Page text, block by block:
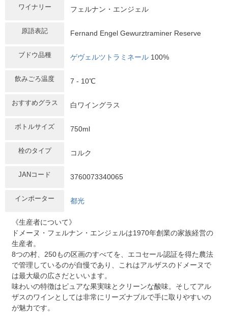
ワイナリー フェルナン・エンジェル
原語表記 Fernand Engel Gewurztraminer Reserve
ブドウ品種 ゲヴェルツトラミネール 100%
飲みごろ温度 7 - 10℃
おすすめグラス 白ワイングラス
ボトルサイズ 750ml
栓のタイプ コルク
JANコード 3760073340065
インポーター 都光
《生産者について》
ドメーヌ・フェルナン・エンジェルは1970年創業の家族経営の
生産者。
8つの村、250もの区画のすべてを、エコセール認証を得た農法
で管理しているのが自慢であり、これはアルザスのドメーヌで
は最大級の広さだといいます。
味わいの特徴はピュアな果実味とクリーンな酸味。そしてアル
ザスのワインとしては非常にリーズナブルで手に取りやすいの
が魅力です。